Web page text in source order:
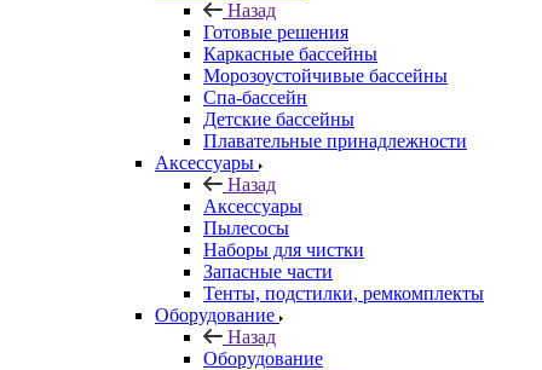
Назад
Готовые решения
Каркасные бассейны
Морозоустойчивые бассейны
Спа-бассейн
Детские бассейны
Плавательные принадлежности
Аксессуары
Назад
Аксессуары
Пылесосы
Наборы для чистки
Запасные части
Тенты, подстилки, ремкомплекты
Оборудование
Назад
Оборудование